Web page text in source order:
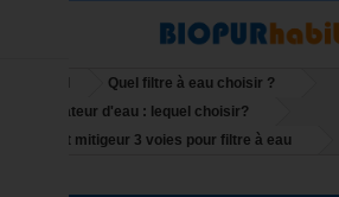
Quel filtre à eau choisir ?
Purificateur d'eau : lequel choisir?
Robinet mitigeur 3 voies pour filtre à eau